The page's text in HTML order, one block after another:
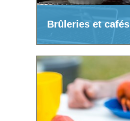
Brûleries et cafés